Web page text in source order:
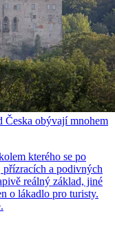
Česka obývají mnohem
kterého se po
a podivných
reálný základ, jiné
o lákadlo pro turisty.